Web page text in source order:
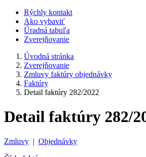
Rýchly kontakt
Ako vybaviť
Úradná tabuľa
Zverejňovanie
Úvodná stránka
Zverejňovanie
Zmluvy faktúry objednávky
Faktúry
Detail faktúry 282/2022
Detail faktúry 282/
Zmluvy | Objednávky